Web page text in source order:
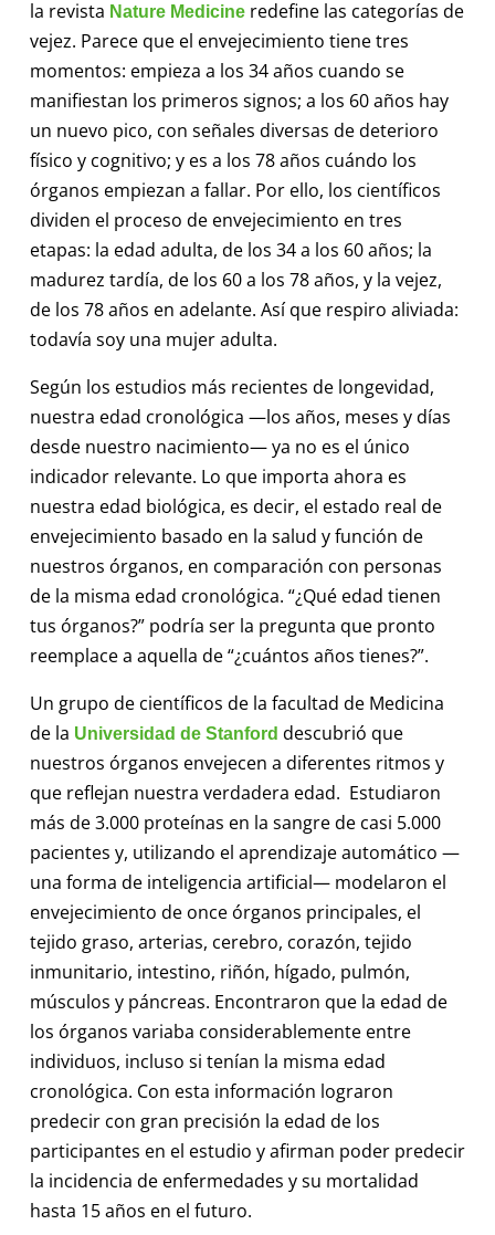
la revista Nature Medicineredefine las categorías de
vejez. Parece que el envejecimiento tiene tres
momentos: empieza a los 34 años cuando se
manifiestan los primeros signos; a los 60 años hay
un nuevo pico, con señales diversas de deterioro
físico y cognitivo; y es a los 78 años cuándo los
órganos empiezan a fallar. Por ello, los científicos
dividen el proceso de envejecimiento en tres
etapas: la edad adulta, de los 34 a los 60 años; la
madurez tardía, de los 60 a los 78 años, y la vejez,
de los 78 años en adelante. Así que respiro aliviada:
todavía soy una mujer adulta.
Según los estudios más recientes de longevidad,
nuestra edad cronológica —los años, meses y días
desde nuestro nacimiento— ya no es el único
indicador relevante. Lo que importa ahora es
nuestra edad biológica, es decir, el estado real de
envejecimiento basado en la salud y función de
nuestros órganos, en comparación con personas
de la misma edad cronológica. “¿Qué edad tienen
tus órganos?” podría ser la pregunta que pronto
reemplace a aquella de “¿cuántos años tienes?”.
Un grupo de científicos de la facultad de Medicina
de la Universidad de Stanford descubrió que
nuestros órganos envejecen a diferentes ritmos y
que reflejan nuestra verdadera edad. Estudiaron
más de 3.000 proteínas en la sangre de casi 5.000
pacientes y, utilizando el aprendizaje automático —
una forma de inteligencia artificial— modelaron el
envejecimiento de once órganos principales, el
tejido graso, arterias, cerebro, corazón, tejido
inmunitario, intestino, riñón, hígado, pulmón,
músculos y páncreas. Encontraron que la edad de
los órganos variaba considerablemente entre
individuos, incluso si tenían la misma edad
cronológica. Con esta información lograron
predecir con gran precisión la edad de los
participantes en el estudio y afirman poder predecir
la incidencia de enfermedades y su mortalidad
hasta 15 años en el futuro.